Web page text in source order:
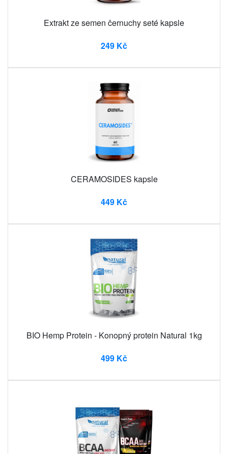
Extrakt ze semen černuchy seté kapsle
249 Kč
CERAMOSIDES kapsle
449 Kč
BIO Hemp Protein - Konopný protein Natural 1kg
499 Kč